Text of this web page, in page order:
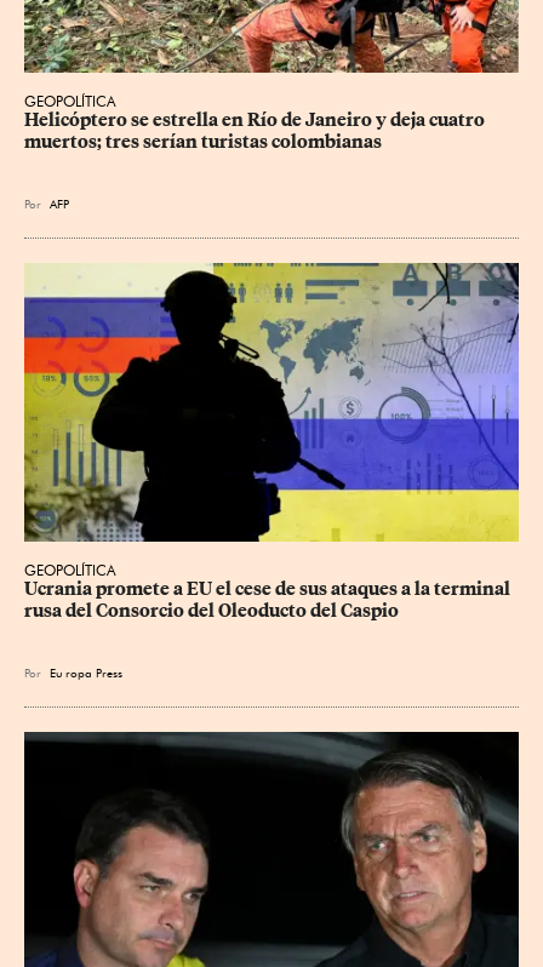
GEOPOLÍTICA
Helicóptero se estrella en Río de Janeiro y deja cuatro
muertos; tres serían turistas colombianas
Por AFP
GEOPOLÍTICA
Ucrania promete a EU el cese de sus ataques a la terminal
rusa del Consorcio del Oleoducto del Caspio
Por Eu ropa Press